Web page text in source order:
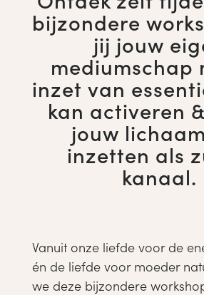
bijzondere
jij jouw
mediumschap
inzet van
kan activeren
jouw
inzetten als
kanaal.
Vanuit onze liefde voor de
én de liefde voor moeder
we deze bijzondere